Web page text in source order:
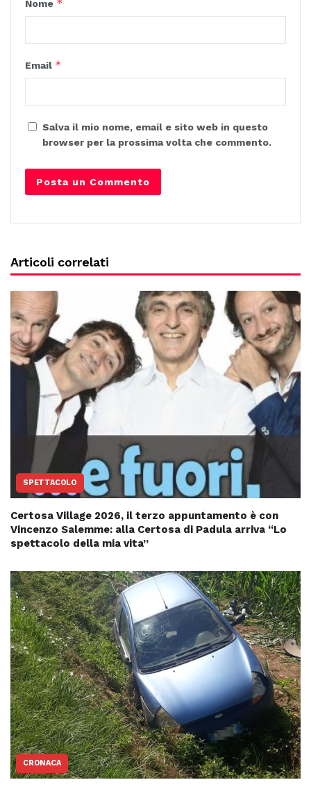
Nome *
Email *
Salva il mio nome, email e sito web in questo
browser per la prossima volta che commento.
Articoli correlati
SPETTACOLO
Certosa Village 2026, il terzo appuntamento è con
Vincenzo Salemme: alla Certosa di Padula arriva “Lo
spettacolo della mia vita”
CRONACA